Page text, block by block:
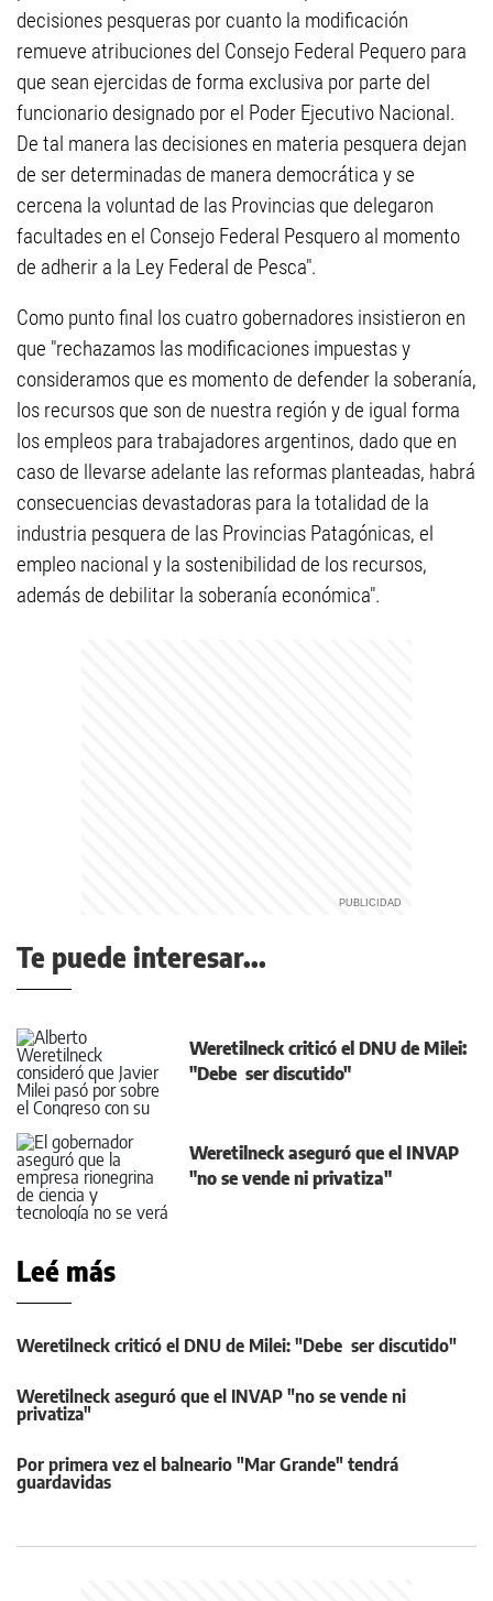
decisiones pesqueras por cuanto la modificación
remueve atribuciones del Consejo Federal Pequero para
que sean ejercidas de forma exclusiva por parte del
funcionario designado por el Poder Ejecutivo Nacional.
De tal manera las decisiones en materia pesquera dejan
de ser determinadas de manera democrática y se
cercena la voluntad de las Provincias que delegaron
facultades en el Consejo Federal Pesquero al momento
de adherir a la Ley Federal de Pesca".
Como punto final los cuatro gobernadores insistieron en
que "rechazamos las modificaciones impuestas y
consideramos que es momento de defender la soberanía,
los recursos que son de nuestra región y de igual forma
los empleos para trabajadores argentinos, dado que en
caso de llevarse adelante las reformas planteadas, habrá
consecuencias devastadoras para la totalidad de la
industria pesquera de las Provincias Patagónicas, el
empleo nacional y la sostenibilidad de los recursos,
además de debilitar la soberanía económica".
Te puede interesar...
Weretilneck criticó el DNU de Milei:
"Debe ser discutido"
Weretilneck aseguró que el INVAP
"no se vende ni privatiza"
Leé más
Weretilneck criticó el DNU de Milei: "Debe ser discutido"
Weretilneck aseguró que el INVAP "no se vende ni
privatiza"
Por primera vez el balneario "Mar Grande" tendrá
guardavidas